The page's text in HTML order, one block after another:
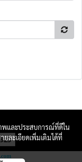
พและประสบการณ์ที่ดีใน
ยละเอียดเพิ่มเติมได้ที่